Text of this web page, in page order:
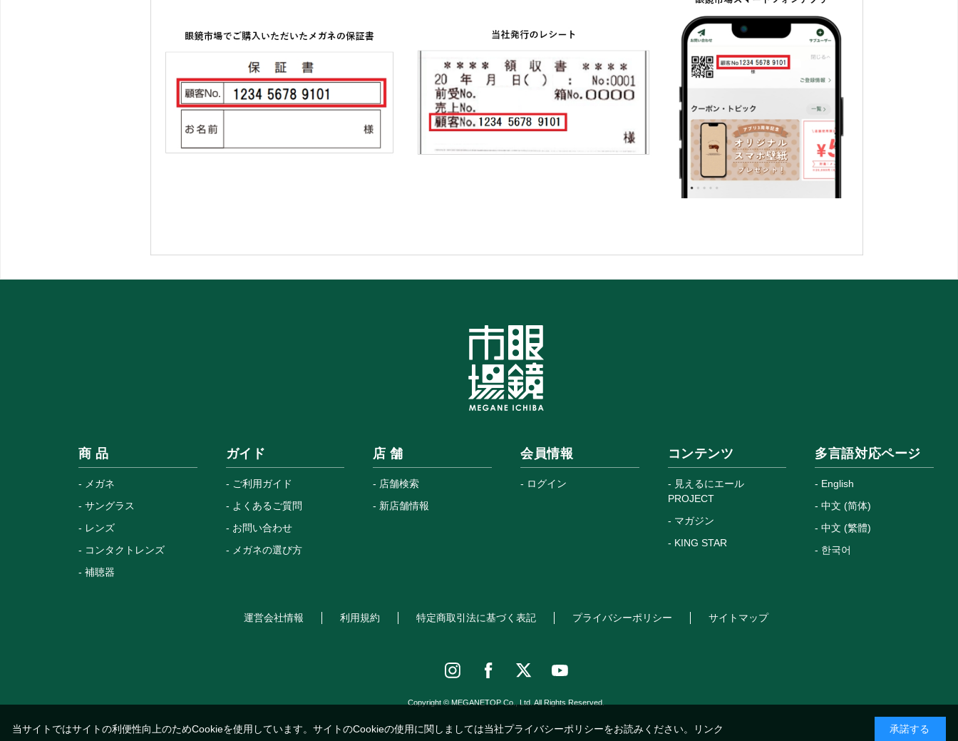
商 品
メガネ
サングラス
レンズ
コンタクトレンズ
補聴器
ガイド
ご利用ガイド
よくあるご質問
お問い合わせ
メガネの選び方
店 舗
店舗検索
新店舗情報
会員情報
ログイン
コンテンツ
見えるにエール
PROJECT
マガジン
KING STAR
多言語対応ページ
English
中文 (简体)
中文 (繁體)
한국어
運営会社情報 利用規約 特定商取引法に基づく表記 プライバシーポリシー サイトマップ
Copyright © MEGANETOP Co., Ltd. All Rights Reserved.
当サイトではサイトの利便性向上のためCookieを使用しています。サイトのCookieの使用に関しましては当社プライバシーポリシーをお読みください。 リンク 承諾する